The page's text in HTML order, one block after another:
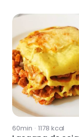
60min · 1178 kcal